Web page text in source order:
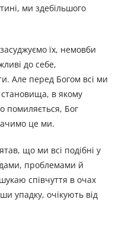
ми здебільшого
їх, немовби
до себе,
Але перед Богом всі ми
становища, в якому
помиляється, Бог
це ми.
що ми всі подібні у
проблемами й
співчуття в очах
упадку, очікують від